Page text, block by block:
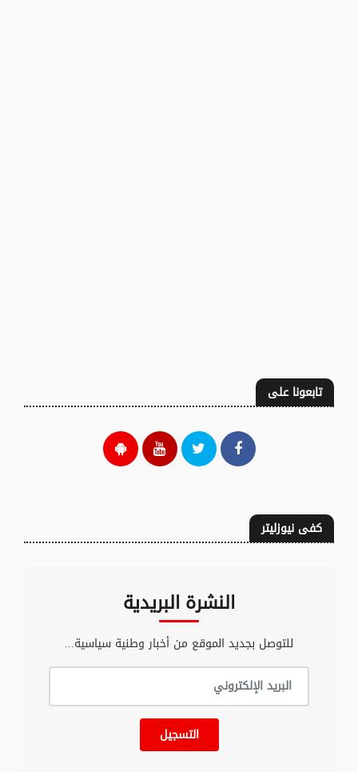
تابعونا على
كفى نيوزليتر
النشرة البريدية
للتوصل بجديد الموقع من أخبار وطنية سياسية...
التسجيل